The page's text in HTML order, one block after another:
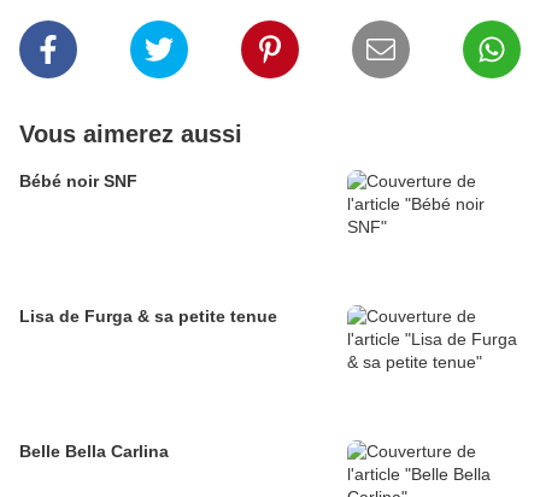
Vous aimerez aussi
Bébé noir SNF
Lisa de Furga & sa petite tenue
Belle Bella Carlina